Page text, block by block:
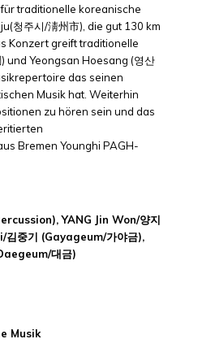
traditionelle koreanische
청주시/淸州市), die gut 130 km
Konzert greift traditionelle
und Yeongsan Hoesang (영산
das seinen
Musik hat. Weiterhin
zu hören sein und das
Bremen Younghi PAGH-
YANG Jin Won/양지
김중기 (Gayageum/가야금),
대금)
Musik